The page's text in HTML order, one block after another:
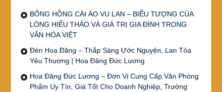
BÔNG HỒNG CÀI ÁO VU LAN – BIỂU TƯỢNG CỦA
LÒNG HIẾU THẢO VÀ GIÁ TRỊ GIA ĐÌNH TRONG
VĂN HÓA VIỆT
Đèn Hoa Đăng – Thắp Sáng Ước Nguyện, Lan Tỏa
Yêu Thương | Hoa Đăng Đức Lương
Hoa Đăng Đức Lương – Đơn Vị Cung Cấp Văn Phòng
Phẩm Uy Tín, Giá Tốt Cho Doanh Nghiệp, Trường